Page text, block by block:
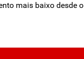
mais baixo